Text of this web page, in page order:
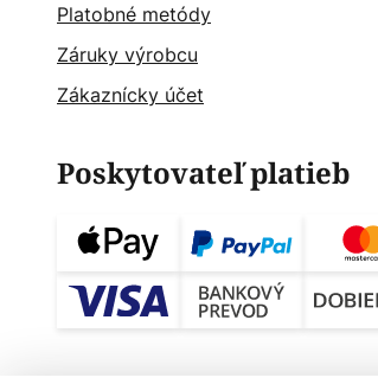
Platobné metódy
Záruky výrobcu
Zákaznícky účet
Poskytovateľ platieb